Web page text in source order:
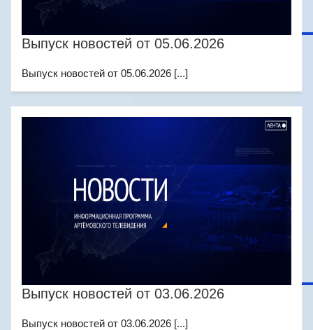
Выпуск новостей от 05.06.2026
Выпуск новостей от 05.06.2026 [...]
Выпуск новостей от 03.06.2026
Выпуск новостей от 03.06.2026 [...]